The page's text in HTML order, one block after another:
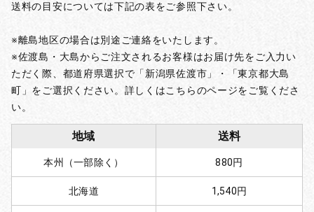
送料の目安については下記の表をご参照下さい。
※離島地区の場合は別途ご連絡をいたします。
※佐渡島・大島からご注文されるお客様はお届け先をご入力い
ただく際、都道府県選択で「新潟県佐渡市」・「東京都大島
町」をご選択ください。詳しくはこちらのページをご覧くださ
い。
地域 送料
本州（一部除く） 880円
北海道 1,540円